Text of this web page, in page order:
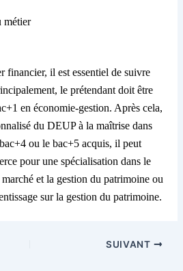
métier
financier, il est essentiel de suivre
le prétendant doit être
en économie-gestion. Après cela,
du DEUP à la maîtrise dans
ou le bac+5 acquis, il peut
pour une spécialisation dans le
et la gestion du patrimoine ou
sur la gestion du patrimoine.
SUIVANT